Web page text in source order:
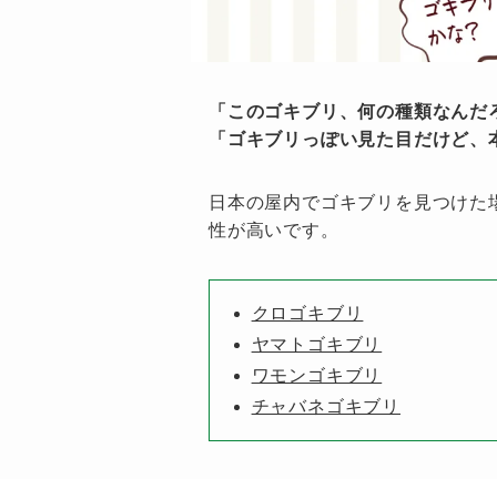
「このゴキブリ、何の種類なんだ
「ゴキブリっぽい見た目だけど
日本の屋内でゴキブリを見つけ
性が高いです。
クロゴキブリ
ヤマトゴキブリ
ワモンゴキブリ
チャバネゴキブリ